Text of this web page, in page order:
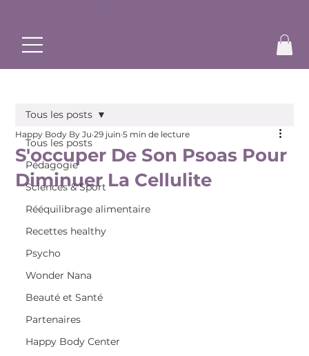
Tous les posts
Pédagogie
Sciences & Sport
Rééquilibrage alimentaire
Recettes healthy
Psycho
Wonder Nana
Beauté et Santé
Partenaires
Happy Body Center
Tous les posts
S'occuper De Son Psoas Pour
Diminuer La Cellulite
Happy Body By Ju 29 juin 5 min de lecture